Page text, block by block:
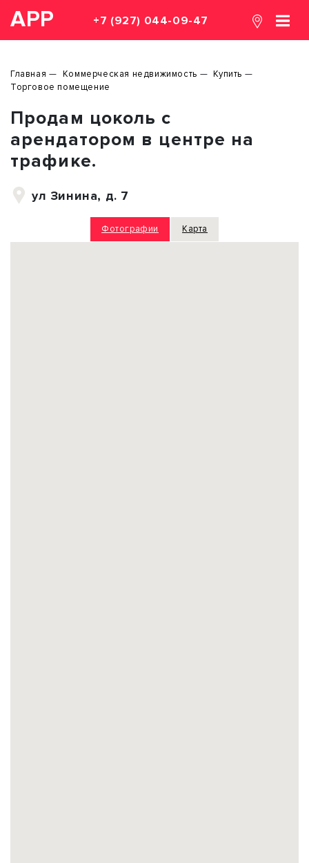
АРР +7 (927) 044-09-47
Главная Коммерческая недвижимость
Купить
Торговое помещение
Продам цоколь с
арендатором в центре на
трафике.
ул Зинина, д. 7
Фотографии Карта